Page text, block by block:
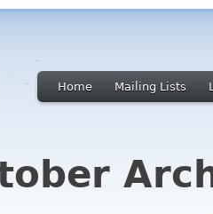
Home Mailing Lists